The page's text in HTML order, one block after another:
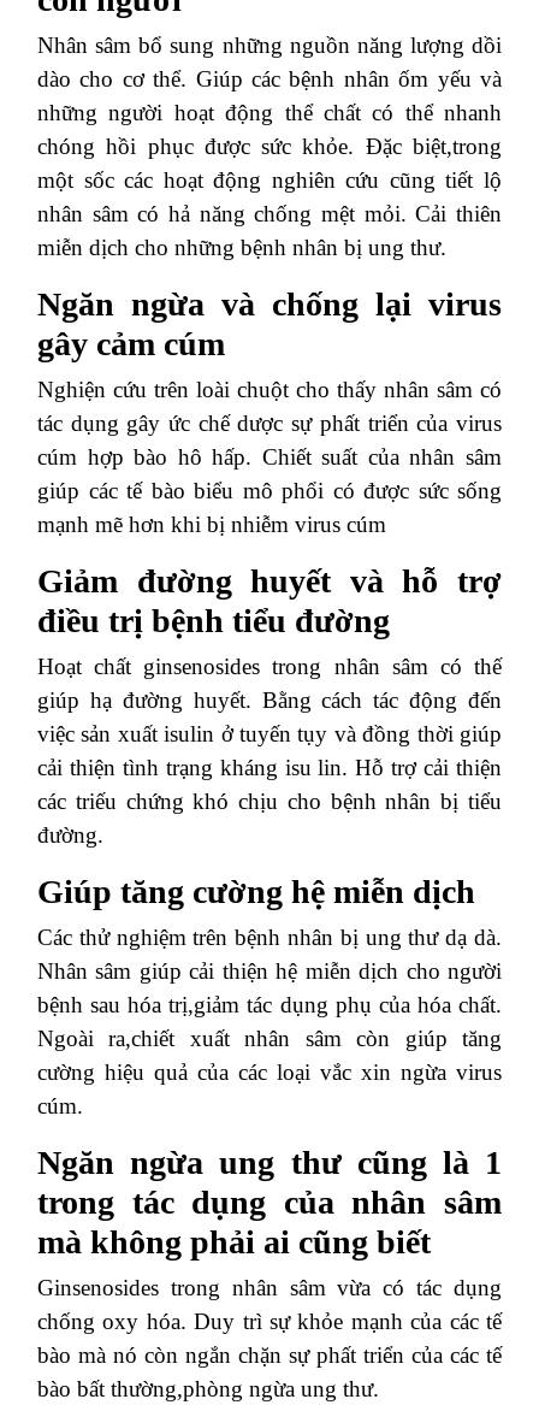
Nhân sâm bổ sung những nguồn năng lượng dồi
dào cho cơ thể. Giúp các bệnh nhân ốm yếu và
những người hoạt động thể chất có thể nhanh
chóng hồi phục được sức khỏe. Đặc biệt,trong
một sốc các hoạt động nghiên cứu cũng tiết lộ
nhân sâm có hả năng chống mệt mỏi. Cải thiên
miễn dịch cho những bệnh nhân bị ung thư.
Ngăn ngừa và chống lại virus
gây cảm cúm
Nghiện cứu trên loài chuột cho thấy nhân sâm có
tác dụng gây ức chế dược sự phất triển của virus
cúm hợp bào hô hấp. Chiết suất của nhân sâm
giúp các tế bào biểu mô phổi có được sức sống
mạnh mẽ hơn khi bị nhiễm virus cúm
Giảm đường huyết và hỗ trợ
điều trị bệnh tiểu đường
Hoạt chất ginsenosides trong nhân sâm có thế
giúp hạ đường huyết. Bằng cách tác động đến
việc sản xuất isulin ở tuyến tụy và đồng thời giúp
cải thiện tình trạng kháng isu lin. Hỗ trợ cải thiện
các triếu chứng khó chịu cho bệnh nhân bị tiểu
đường.
Giúp tăng cường hệ miễn dịch
Các thử nghiệm trên bệnh nhân bị ung thư dạ dà.
Nhân sâm giúp cải thiện hệ miễn dịch cho người
bệnh sau hóa trị,giảm tác dụng phụ của hóa chất.
Ngoài ra,chiết xuất nhân sâm còn giúp tăng
cường hiệu quả của các loại vắc xin ngừa virus
cúm.
Ngăn ngừa ung thư cũng là 1
trong tác dụng của nhân sâm
mà không phải ai cũng biết
Ginsenosides trong nhân sâm vừa có tác dụng
chống oxy hóa. Duy trì sự khỏe mạnh của các tế
bào mà nó còn ngắn chặn sự phất triển của các tế
bào bất thường,phòng ngừa ung thư.